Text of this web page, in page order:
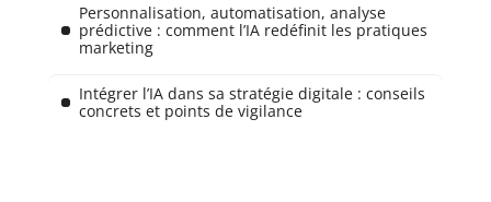
Personnalisation, automatisation, analyse
prédictive : comment l’IA redéfinit les pratiques
marketing
Intégrer l’IA dans sa stratégie digitale : conseils
concrets et points de vigilance